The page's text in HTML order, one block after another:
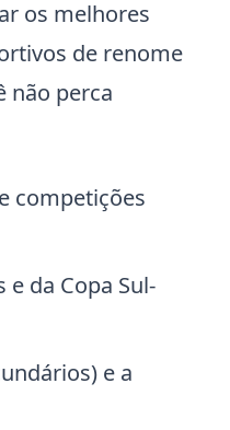
os melhores
de renome
não perca
competições
da Copa Sul-
e a